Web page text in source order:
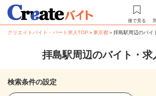
後で見る
クリエイトバイト・パート求人TOP ＞東京都＞拝島駅周辺のバイ
拝島駅周辺のバイト・求
検索条件の設定